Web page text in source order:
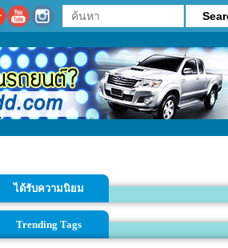
ได้รับความนิยม
Trending Tags